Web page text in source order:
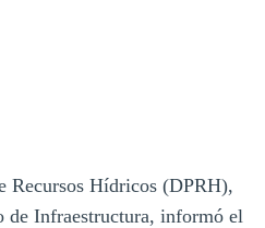
Recursos Hídricos (DPRH),
de Infraestructura, informó el